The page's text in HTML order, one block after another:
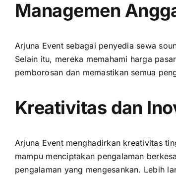
Managemen
Arjuna Event sebagai penyedia sewa
Selain itu, mereka memahami harga
pemborosan dan memastikan semua
Kreativitas dan
Arjuna Event menghadirkan kreativitas
mampu menciptakan pengalaman
pengalaman yang mengesankan. Lebih